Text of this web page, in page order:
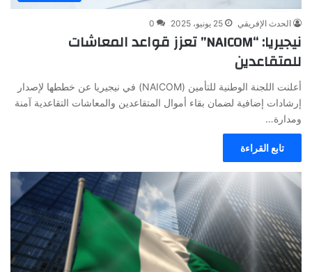
الحدث الإفريقي 25 يونيو، 2025 0
نيجيريا: “NAICOM” تعزز قواعد المعاشات
للمتقاعدين
أعلنت اللجنة الوطنية للتأمين (NAICOM) في نيجيريا عن خططها لإصدار
إرشادات إضافية لضمان بقاء أموال المتقاعدين والمعاشات التقاعدية آمنة
ومدارة…
تابع القراءة